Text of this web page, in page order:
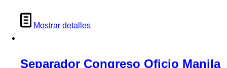
Mostrar detalles
Separador Congreso Oficio Manila